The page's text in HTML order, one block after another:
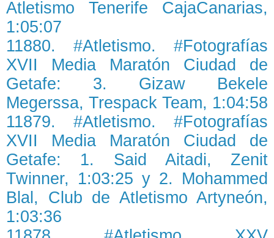
Atletismo Tenerife CajaCanarias,
1:05:07
11880. #Atletismo. #Fotografías
XVII Media Maratón Ciudad de
Getafe: 3. Gizaw Bekele
Megerssa, Trespack Team, 1:04:58
11879. #Atletismo. #Fotografías
XVII Media Maratón Ciudad de
Getafe: 1. Said Aitadi, Zenit
Twinner, 1:03:25 y 2. Mohammed
Blal, Club de Atletismo Artyneón,
1:03:36